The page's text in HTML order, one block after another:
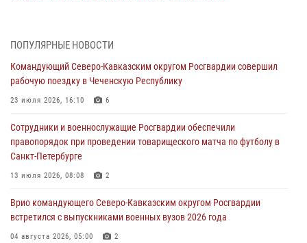
Представители ФСБ России по Уральскому округу Росгвардии и
Кузнецова
07 августа 2026, 12:00
Смольного собора в Санкт-Петербурге (видео)
07 августа 2026, 11:34 3
В Курске росгвардейцы провели занятие по основам
07 августа 2026, 11:33
Рэпер ST посетил раненых росгвардейцев в Главном военном
ПОПУЛЯРНЫЕ НОВОСТИ
Командующий Северо-Кавказским округом Росгвардии совершил
рабочую поездку в Чеченскую Республику
23 июля 2026, 16:10 6
Сотрудники и военнослужащие Росгвардии обеспечили
правопорядок при проведении товарищеского матча по футболу в
Санкт-Петербурге
13 июля 2026, 08:08 2
Врио командующего Северо-Кавказским округом Росгвардии
встретился с выпускниками военных вузов 2026 года
04 августа 2026, 05:00 2